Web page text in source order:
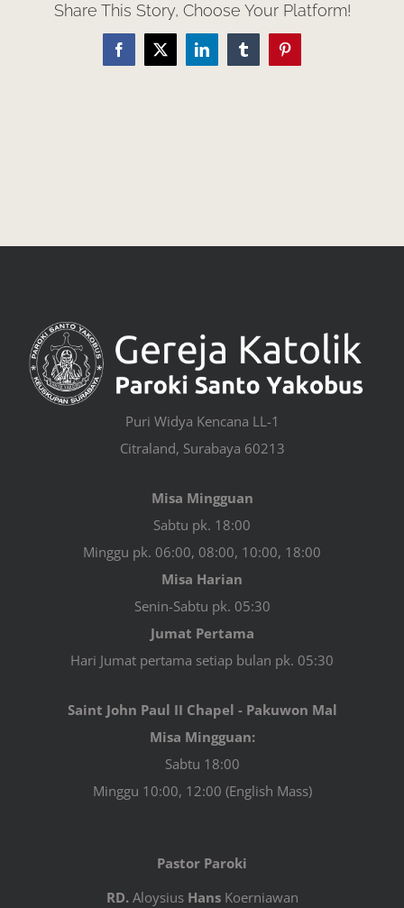
Share This Story, Choose Your Platform!
Facebook
X LinkedInTumblrPinterest
Puri Widya Kencana LL-1
Citraland, Surabaya 60213
Misa Mingguan
Sabtu pk. 18:00
Minggu pk. 06:00, 08:00, 10:00, 18:00
Misa Harian
Senin-Sabtu pk. 05:30
Jumat Pertama
Hari Jumat pertama setiap bulan pk. 05:30
Saint John Paul II Chapel - Pakuwon Mal
Misa Mingguan:
Sabtu 18:00
Minggu 10:00, 12:00 (English Mass)
Pastor Paroki
RD.Aloysius HansKoerniawan